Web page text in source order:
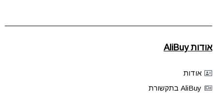
אודות AliBuy
אודות
AliBuy בתקשורת